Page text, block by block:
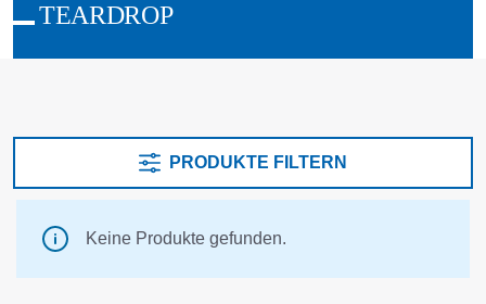
TEARDROP
PRODUKTE FILTERN
Keine Produkte gefunden.